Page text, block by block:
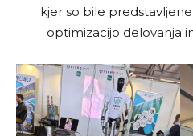
kjer so bile
optimizacijo delovanja